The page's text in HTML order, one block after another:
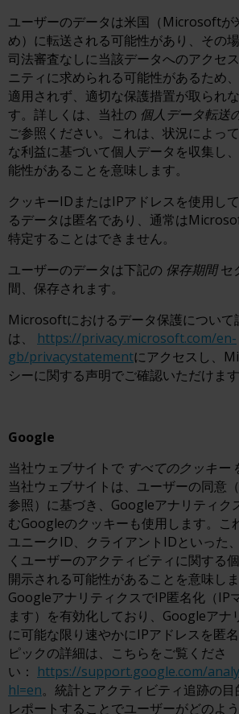
ユーザーのデータは米国（Microsoftが
め）に転送される可能性があり、その
司法審査なしに当該データへのアクセ
ニティに求められる可能性があるため
適用されず、適切な保護措置が取られ
す。詳しくは、当社の 個人データ転送
ご参照ください。これは、状況によっ
な利益に基づいて個人データを収集し
能性があることを意味します。
クッキーIDまたはIPアドレスを使用し
るデータは匿名であり、通常は
特定することはできません。
ユーザーのデータは下記の 保存期間 セ
間、保存されます。
Microsoftにおけるデータ保護について
は、
https://privacy.microsoft.com/en-
gb/privacystatementにアクセスし、
シーに関する声明でご確認いただけます
Google
当社ウェブサイトで すべてのクッキー
当社ウェブサイトは、ユーザーの同意
参照）に基づき、Googleアナリティク
むGoogleのクッキーも使用します。こ
ユニークID、クライアントIDといった
くユーザーのアクティビティに関する
開示される可能性があることを意味し
GoogleアナリティクスでIP匿名化（IP
ます）を有効化しており、Googleアナ
に可能な限り速やかにIPアドレスを匿
ピックの詳細は、こちらをご覧くださ
い： https://support.google.com/
hl=en。統計とアクティビティ追跡の目
レポートすることでユーザーがどのよ